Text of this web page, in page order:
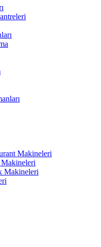
Makineleri
Makineleri
Makineleri